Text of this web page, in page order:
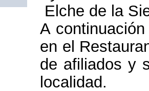
Elche de la
A
en el
de afiliados y
localidad.